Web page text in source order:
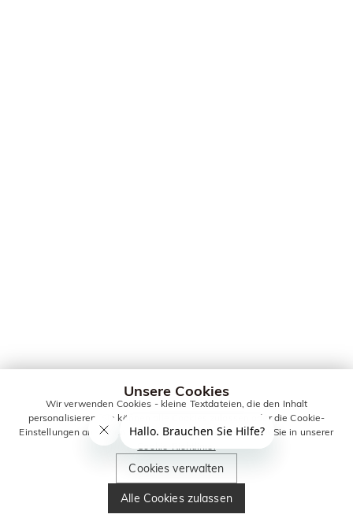
Unsere Cookies
Wir verwenden Cookies - kleine Textdateien, die den Inhalt
personalisieren. Sie können alle Cookies zulassen oder die Cookie-
Einstellungen anpassen. Weitere Informationen erhalten Sie in unserer
Cookie-Richtlinie.
Cookies verwalten
Alle Cookies zulassen